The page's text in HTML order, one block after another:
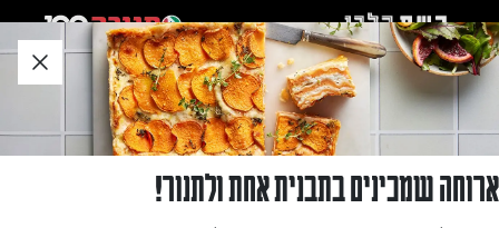
לאזור
תוכן
תחתון
אלינור זפרן
ארוחה שמכינים בתבנית אחת ולתנור!